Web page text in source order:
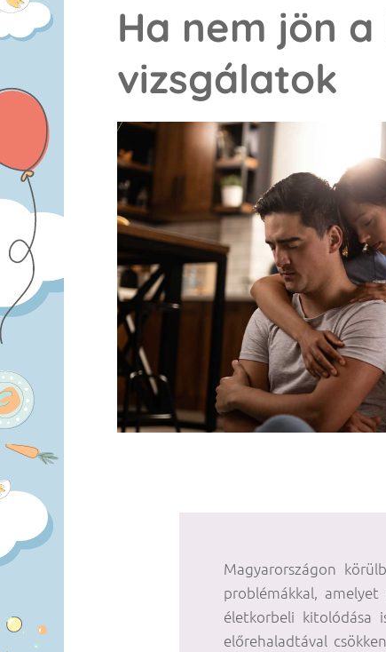
Ha nem jön
vizsgálatok
Magyarországon
problémákkal, amelyet
életkorbeli kitolódása
előrehaladtával